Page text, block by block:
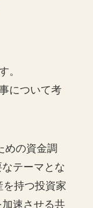
。
について考
めの資金調
テーマとな
を持つ投資家
速させる共